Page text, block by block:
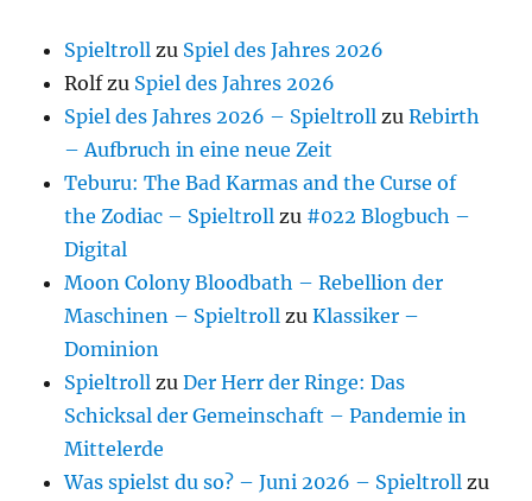
Spieltroll zu Spiel des Jahres 2026
Rolfzu Spiel des Jahres 2026
Spiel des Jahres 2026 – Spieltroll zuRebirth
– Aufbruch in eine neue Zeit
Teburu: The Bad Karmas and the Curse of
the Zodiac – Spieltroll zu #022 Blogbuch –
Digital
Moon Colony Bloodbath – Rebellion der
Maschinen – Spieltroll zuKlassiker –
Dominion
Spieltroll zuDer Herr der Ringe: Das
Schicksal der Gemeinschaft – Pandemie in
Mittelerde
Was spielst du so? – Juni 2026 – Spieltroll zu